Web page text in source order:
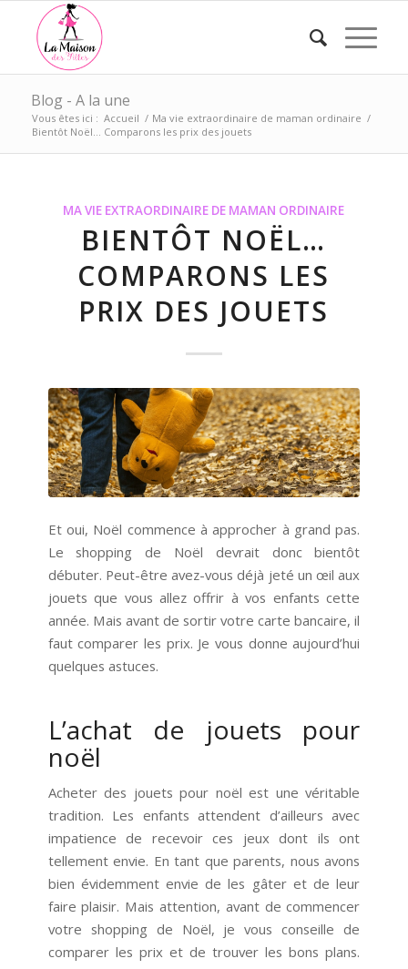
Blog - A la une
Vous êtes ici : Accueil / Ma vie extraordinaire de maman ordinaire /
Bientôt Noël… Comparons les prix des jouets
MA VIE EXTRAORDINAIRE DE MAMAN ORDINAIRE
BIENTÔT NOËL…
COMPARONS LES
PRIX DES JOUETS
Et oui, Noël commence à approcher à grand pas.
Le shopping de Noël devrait donc bientôt
débuter. Peut-être avez-vous déjà jeté un œil aux
jouets que vous allez offrir à vos enfants cette
année. Mais avant de sortir votre carte bancaire, il
faut comparer les prix. Je vous donne aujourd’hui
quelques astuces.
L’achat de jouets pour
noël
Acheter des jouets pour noël est une véritable
tradition. Les enfants attendent d’ailleurs avec
impatience de recevoir ces jeux dont ils ont
tellement envie. En tant que parents, nous avons
bien évidemment envie de les gâter et de leur
faire plaisir. Mais attention, avant de commencer
votre shopping de Noël, je vous conseille de
comparer les prix et de trouver les bons plans.